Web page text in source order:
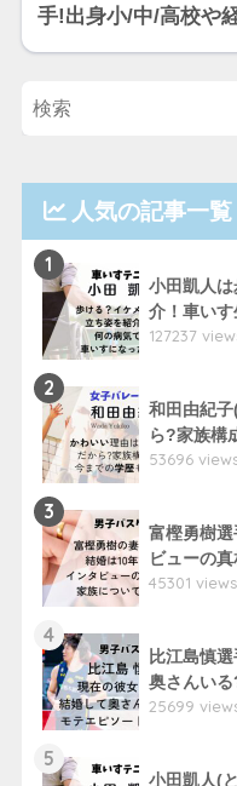
手!出身小/中/高校や
人気の記事一覧
1
小田凱人
介！車い
127237
2
和田由紀
ら?家族構
53696
3
富樫勇樹
ビューの
45301 views
4
比江島慎
奥さんい
25699
5
小田凱人(